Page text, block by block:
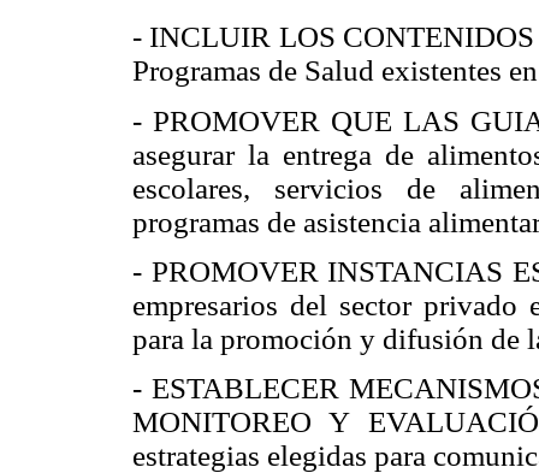
- INCLUIR LOS CONTENIDOS
Programas de Salud existentes
- PROMOVER QUE LAS
asegurar la entrega de
escolares, servicios de
programas de asistencia
- PROMOVER INSTANCIAS
empresarios del sector privado
para la promoción y difusión de
- ESTABLECER
MONITOREO Y
estrategias elegidas para